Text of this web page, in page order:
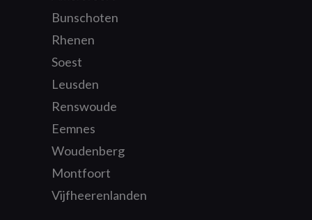
Bunschoten
Rhenen
Soest
Leusden
Renswoude
Eemnes
Woudenberg
Montfoort
Vijfheerenlanden